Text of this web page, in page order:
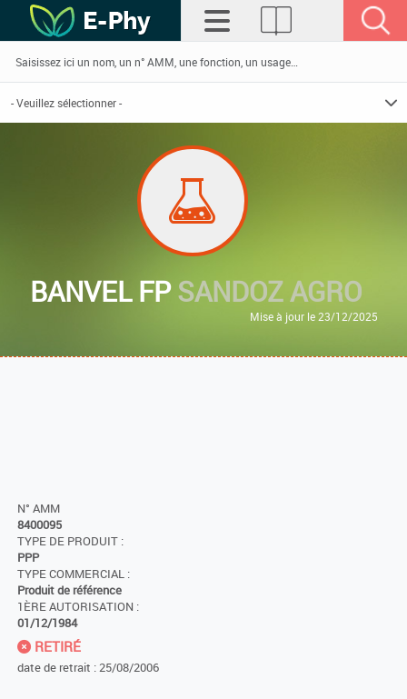
BANVEL FPSANDOZ AGRO
Mise à jour le 23/12/2025
N° AMM
8400095
TYPE DE PRODUIT :
PPP
TYPE COMMERCIAL :
Produit de référence
1ÈRE AUTORISATION :
01/12/1984
RETIRÉ
date de retrait : 25/08/2006